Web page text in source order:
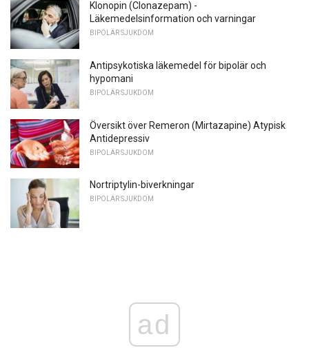
Klonopin (Clonazepam) -
Läkemedelsinformation och varningar
BIPOLÄR SJUKDOM
Antipsykotiska läkemedel för bipolär och
hypomani
BIPOLÄR SJUKDOM
Översikt över Remeron (Mirtazapine) Atypisk
Antidepressiv
BIPOLÄR SJUKDOM
Nortriptylin-biverkningar
BIPOLÄR SJUKDOM
ad